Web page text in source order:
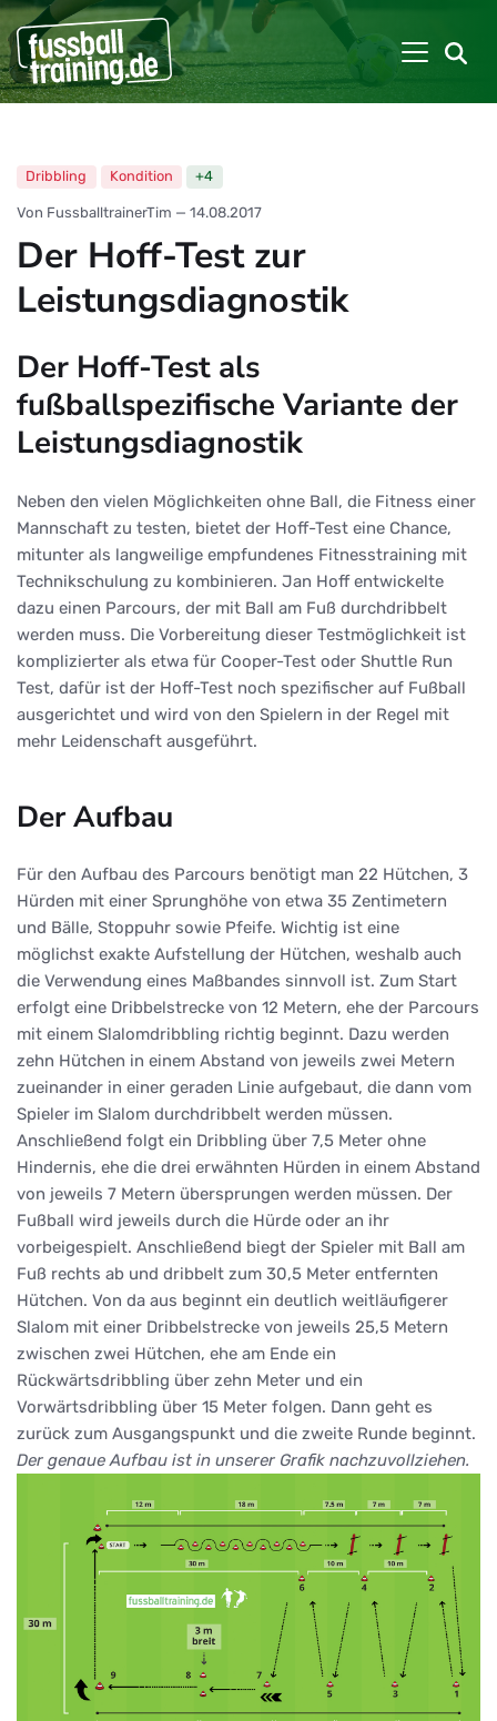
Dribbling Kondition +4
Von FussballtrainerTim — 14.08.2017
Der Hoff-Test zur
Leistungsdiagnostik
Der Hoff-Test als
fußballspezifische Variante der
Leistungsdiagnostik
Neben den vielen Möglichkeiten ohne Ball, die Fitness einer
Mannschaft zu testen, bietet der Hoff-Test eine Chance,
mitunter als langweilige empfundenes Fitnesstraining mit
Technikschulung zu kombinieren. Jan Hoff entwickelte
dazu einen Parcours, der mit Ball am Fuß durchdribbelt
werden muss. Die Vorbereitung dieser Testmöglichkeit ist
komplizierter als etwa für Cooper-Test oder Shuttle Run
Test, dafür ist der Hoff-Test noch spezifischer auf Fußball
ausgerichtet und wird von den Spielern in der Regel mit
mehr Leidenschaft ausgeführt.
Der Aufbau
Für den Aufbau des Parcours benötigt man 22 Hütchen, 3
Hürden mit einer Sprunghöhe von etwa 35 Zentimetern
und Bälle, Stoppuhr sowie Pfeife. Wichtig ist eine
möglichst exakte Aufstellung der Hütchen, weshalb auch
die Verwendung eines Maßbandes sinnvoll ist. Zum Start
erfolgt eine Dribbelstrecke von 12 Metern, ehe der Parcours
mit einem Slalomdribbling richtig beginnt. Dazu werden
zehn Hütchen in einem Abstand von jeweils zwei Metern
zueinander in einer geraden Linie aufgebaut, die dann vom
Spieler im Slalom durchdribbelt werden müssen.
Anschließend folgt ein Dribbling über 7,5 Meter ohne
Hindernis, ehe die drei erwähnten Hürden in einem Abstand
von jeweils 7 Metern übersprungen werden müssen. Der
Fußball wird jeweils durch die Hürde oder an ihr
vorbeigespielt. Anschließend biegt der Spieler mit Ball am
Fuß rechts ab und dribbelt zum 30,5 Meter entfernten
Hütchen. Von da aus beginnt ein deutlich weitläufigerer
Slalom mit einer Dribbelstrecke von jeweils 25,5 Metern
zwischen zwei Hütchen, ehe am Ende ein
Rückwärtsdribbling über zehn Meter und ein
Vorwärtsdribbling über 15 Meter folgen. Dann geht es
zurück zum Ausgangspunkt und die zweite Runde beginnt.
Der genaue Aufbau ist in unserer Grafik nachzuvollziehen.